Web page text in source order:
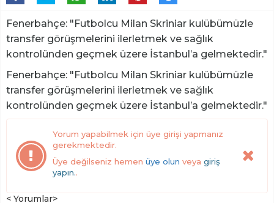
Fenerbahçe: "Futbolcu Milan Skriniar kulübümüzle
transfer görüşmelerini ilerletmek ve sağlık
kontrolünden geçmek üzere İstanbul’a gelmektedir."
Fenerbahçe: "Futbolcu Milan Skriniar kulübümüzle
transfer görüşmelerini ilerletmek ve sağlık
kontrolünden geçmek üzere İstanbul’a gelmektedir."
Yorum yapabilmek için üye girişi yapmanız
gerekmektedir.
Üye değilseniz hemen üye olun veya giriş
yapın..
< Yorumlar>